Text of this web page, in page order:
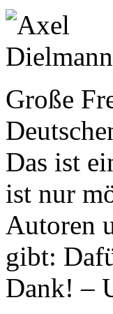
Große
Das ist
ist nur
Autoren
gibt:
Dank! –